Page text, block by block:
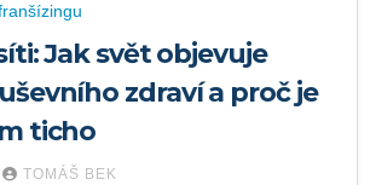
Jak svět objevuje
zdraví a proč je
ticho
TOMÁŠ BEK